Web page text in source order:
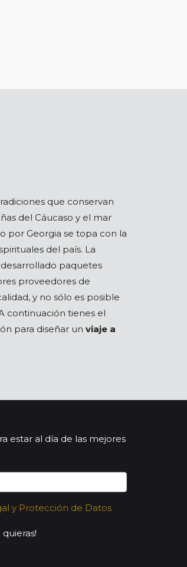
que conservan
del Cáucaso y el mar
por Georgia se topa con la
del país. La
paquetes
proveedores de
y no sólo es posible
continuación tienes el
para diseñar un viaje a
estar al día de las mejores
y Protección de Datos